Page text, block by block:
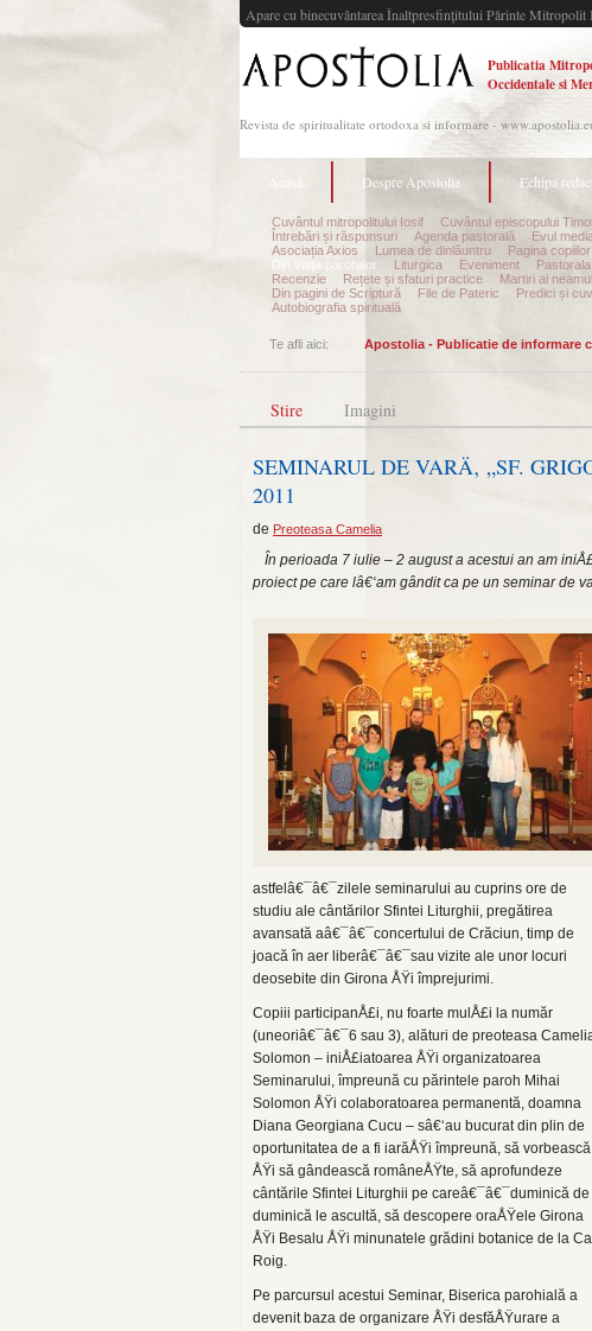
Apare cu binecuvântarea Înaltpresfinţitului Părinte Mitropolit
Publicatia
Occidentale si
Revista de spiritualitate ortodoxa si informare -
Acasă Despre Apostolia Echipa
Cuvântul mitropolitului Iosif Cuvântul episcopului
Întrebări și răspunsuri
Agenda pastorală Evul
Asociația Axios
Lumea de dinlăuntru Pagina copiilor
Din viața parohiilor
Liturgica Eveniment Pastorala
Recenzie
Rețete și sfaturi practice Martiri ai
Din pagini de Scriptură
File de Pateric Predici și
Autobiografia spirituală
Te afli aici: Apostolia - Publicatie de informare
Stire Imagini
SEMINARUL DE VARÄ‚ „SF.
2011
de Preoteasa Camelia
În perioada 7 iulie – 2 august a acestui an am
proiect pe care lâ€‘am gândit ca pe un seminar de
astfelâ€¯â€¯zilele seminarului au cuprins ore de
studiu ale cântărilor Sfintei Liturghii, pregătirea
avansată aâ€¯â€¯concertului de Crăciun, timp de
joacă în aer liberâ€¯â€¯sau vizite ale unor locuri
deosebite din Girona ÅŸi împrejurimi.
Copiii participanÅ£i, nu foarte mulÅ£i la număr
(uneoriâ€¯â€¯6 sau 3), alături de preoteasa
Solomon – iniÅ£iatoarea ÅŸi organizatoarea
Seminarului, împreună cu părintele paroh Mihai
Solomon ÅŸi colaboratoarea permanentă, doamna
Diana Georgiana Cucu – sâ€‘au bucurat din plin de
oportunitatea de a fi iarăÅŸi împreună, să vorbească
ÅŸi să gândească româneÅŸte, să aprofundeze
cântările Sfintei Liturghii pe careâ€¯â€¯duminică de
duminică le ascultă, să descopere oraÅŸele Girona
ÅŸi Besalu ÅŸi minunatele grădini botanice de la
Roig.
Pe parcursul acestui Seminar, Biserica parohială a
devenit baza de organizare ÅŸi desfăÅŸurare a